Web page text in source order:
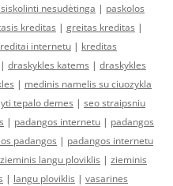
nesudėtinga | paskolos
kreditas | greitas kreditas |
internetu | kreditas
| draskykles katems | draskykles
| medinis namelis su ciuozykla
tepalo demes | seo straipsniu
| padangos internetu | padangos
padangos | padangos internetu
langu ploviklis | zieminis
| langu ploviklis | vasarines